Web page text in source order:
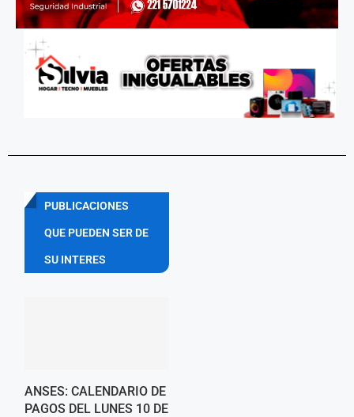
PUBLICACIONES
QUE PUEDEN SER DE
SU INTERES
ANSES: CALENDARIO DE
PAGOS DEL LUNES 10 DE